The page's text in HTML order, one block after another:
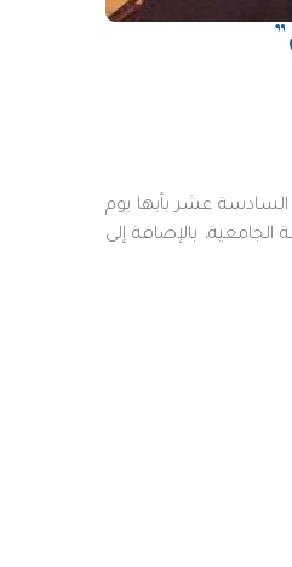
عشر بأبها يوم
المرحلة الجامعية، بالإضافة إلى